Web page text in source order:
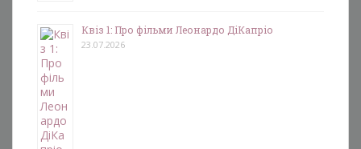
Квіз 1: Про фільми Леонардо ДіКапріо
23.07.2026